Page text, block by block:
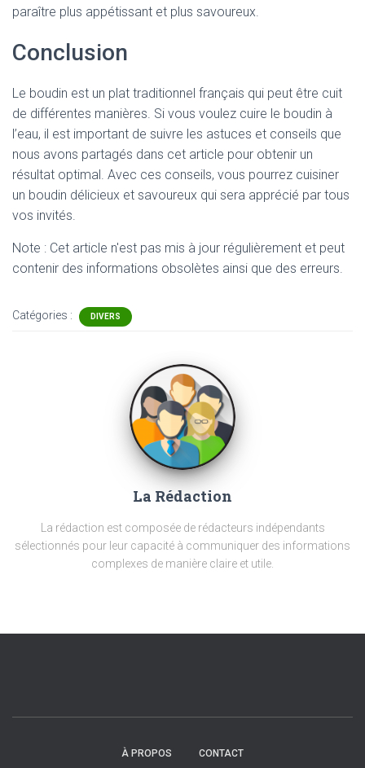
paraître plus appétissant et plus savoureux.
Conclusion
Le boudin est un plat traditionnel français qui peut être cuit
de différentes manières. Si vous voulez cuire le boudin à
l’eau, il est important de suivre les astuces et conseils que
nous avons partagés dans cet article pour obtenir un
résultat optimal. Avec ces conseils, vous pourrez cuisiner
un boudin délicieux et savoureux qui sera apprécié par tous
vos invités.
Note : Cet article n'est pas mis à jour régulièrement et peut
contenir des informations obsolètes ainsi que des erreurs.
Catégories : DIVERS
La Rédaction
La rédaction est composée de rédacteurs indépendants
sélectionnés pour leur capacité à communiquer des informations
complexes de manière claire et utile.
À PROPOS CONTACT